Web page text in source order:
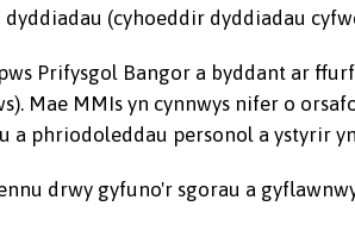
(cyhoeddir dyddiadau
Prifysgol Bangor a byddant ar
Mae MMIs yn cynnwys nifer o
phriodoleddau personol a ystyrir
drwy gyfuno'r sgorau a